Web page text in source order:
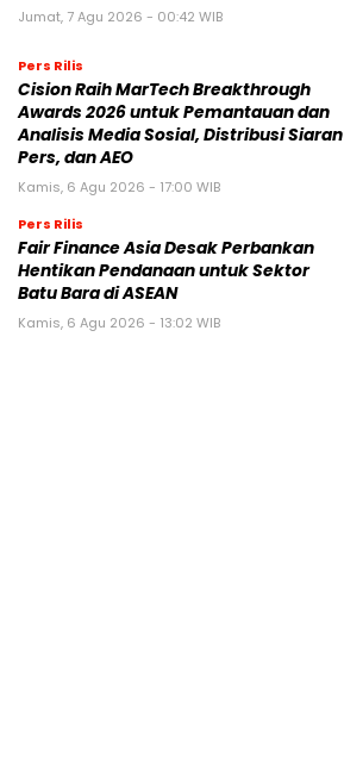
Jumat, 7 Agu 2026 - 00:42 WIB
Pers Rilis
Cision Raih MarTech Breakthrough
Awards 2026 untuk Pemantauan dan
Analisis Media Sosial, Distribusi Siaran
Pers, dan AEO
Kamis, 6 Agu 2026 - 17:00 WIB
Pers Rilis
Fair Finance Asia Desak Perbankan
Hentikan Pendanaan untuk Sektor
Batu Bara di ASEAN
Kamis, 6 Agu 2026 - 13:02 WIB